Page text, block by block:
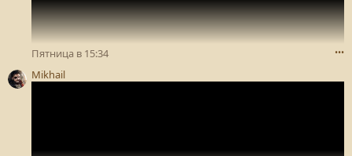
Пятница в 15:34 •••
Mikhail